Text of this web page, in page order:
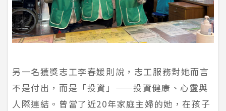
另一名獲獎志工李春媛則說，志工服務對她而言
不是付出，而是「投資」——投資健康、心靈與
人際連結。曾當了近20年家庭主婦的她，在孩子